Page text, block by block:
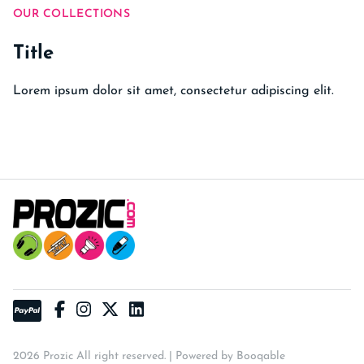
OUR COLLECTIONS
Title
Lorem ipsum dolor sit amet, consectetur adipiscing elit.
2026 Prozic All right reserved. | Powered by Booqable